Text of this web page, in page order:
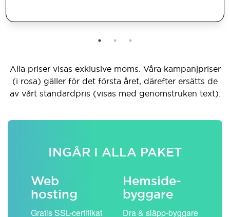
Alla priser visas exklusive moms. Våra kampanjpriser
(i rosa) gäller för det första året, därefter ersätts de
av vårt standardpris (visas med genomstruken text).
INGÅR I ALLA PAKET
Web
hosting
Gratis SSL-certifikat
Hemside­
byggare
Dra & släpp-byggare